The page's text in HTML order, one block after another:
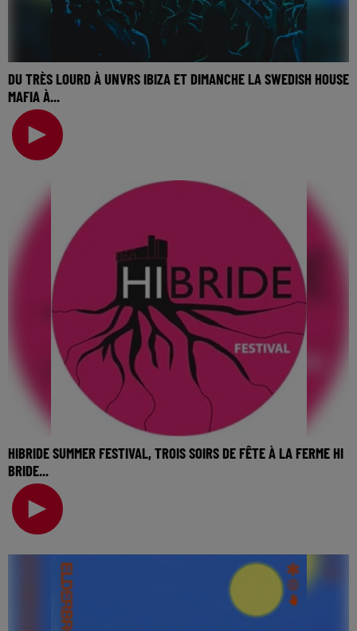
DU TRÈS LOURD À UNVRS IBIZA ET DIMANCHE LA SWEDISH HOUSE
MAFIA À...
🎧 Ecoutez Radio FG sur http://www.radiofg.com 📱 et sur
l’Application FG (IOS https://urlz.fr/hhZx
HIBRIDE SUMMER FESTIVAL, TROIS SOIRS DE FÊTE À LA FERME HI
BRIDE...
🎧 Ecoutez Radio FG sur http://www.radiofg.com 📱 et sur
l’Application FG (IOS https://urlz.fr/hhZx